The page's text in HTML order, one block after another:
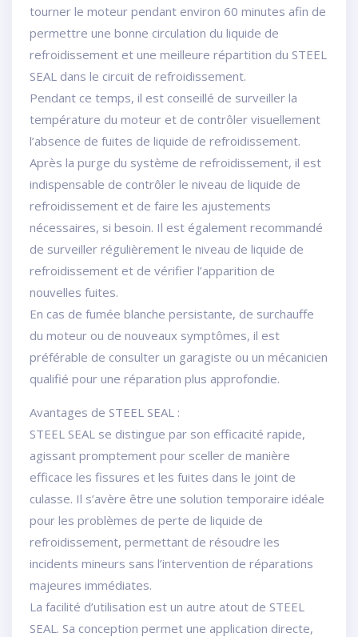
tourner le moteur pendant environ 60 minutes afin de
permettre une bonne circulation du liquide de
refroidissement et une meilleure répartition du STEEL
SEAL dans le circuit de refroidissement.
Pendant ce temps, il est conseillé de surveiller la
température du moteur et de contrôler visuellement
l’absence de fuites de liquide de refroidissement.
Après la purge du système de refroidissement, il est
indispensable de contrôler le niveau de liquide de
refroidissement et de faire les ajustements
nécessaires, si besoin. Il est également recommandé
de surveiller régulièrement le niveau de liquide de
refroidissement et de vérifier l’apparition de
nouvelles fuites.
En cas de fumée blanche persistante, de surchauffe
du moteur ou de nouveaux symptômes, il est
préférable de consulter un garagiste ou un mécanicien
qualifié pour une réparation plus approfondie.
Avantages de STEEL SEAL :
STEEL SEAL se distingue par son efficacité rapide,
agissant promptement pour sceller de manière
efficace les fissures et les fuites dans le joint de
culasse. Il s’avère être une solution temporaire idéale
pour les problèmes de perte de liquide de
refroidissement, permettant de résoudre les
incidents mineurs sans l’intervention de réparations
majeures immédiates.
La facilité d’utilisation est un autre atout de STEEL
SEAL. Sa conception permet une application directe,